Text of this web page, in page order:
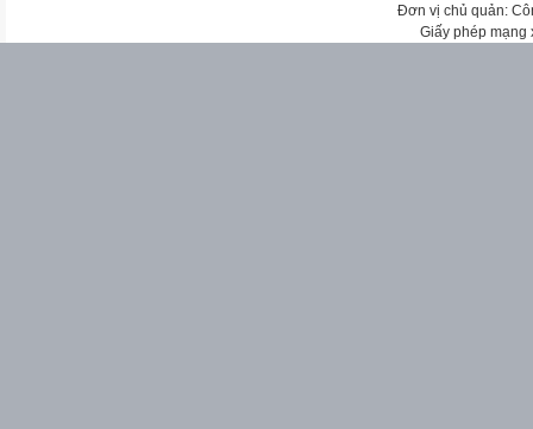
Đơn vị chủ quản:
Giấy phép mạng